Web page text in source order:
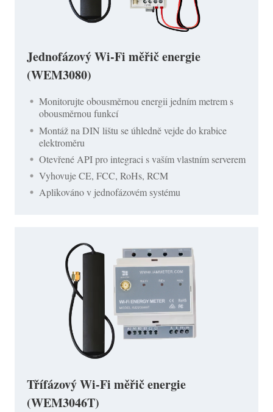
Jednofázový Wi-Fi měřič energie
(WEM3080)
Monitorujte obousměrnou energii jedním metrem s
obousměrnou funkcí
Montáž na DIN lištu se úhledně vejde do krabice
elektroměru
Otevřené API pro integraci s vaším vlastním serverem
Vyhovuje CE, FCC, RoHs, RCM
Aplikováno v jednofázovém systému
Třífázový Wi-Fi měřič energie
(WEM3046T)